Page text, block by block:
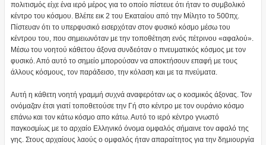
πολιτισμός είχε ένα ιερό μέρος για το οποίο πίστευε ότι ήταν το συμβολικό
κέντρο του κόσμου. Βλέπε εικ 2 του Εκαταίου από την Μίλητο το 500πχ.
Πίστευαν ότι το υπερφυσικό εισερχόταν στον φυσικό κόσμο μέσω του
κέντρου του, που σημειωνόταν με την τοποθέτηση ενός πέτρινου «αφαλού».
Μέσω του νοητού κάθετου άξονα συνδεόταν ο πνευματικός κόσμος με τον
φυσικό. Από αυτό το σημείο μπορούσαν να αποκτήσουν επαφή με τους
άλλους κόσμους, τον παράδεισο, την κόλαση και με τα πνεύματα.
Αυτή η κάθετη νοητή γραμμή συχνά αναφερόταν ως ο κοσμικός άξονας. Τον
ονόμαζαν έτσι γιατί τοποθετούσε την Γή στο κέντρο με τον ουράνιο κόσμο
επάνω και τον κάτω κόσμο απο κάτω. Αυτό το ιερό κέντρο γνωστό
παγκοσμίως με το αρχαίο Ελληνικό όνομα ομφαλός σήμαινε τον αφαλό της
γης. Στους αρχαίους λαούς ο ομφαλός ήταν απαραίτητος για την δημιουργία